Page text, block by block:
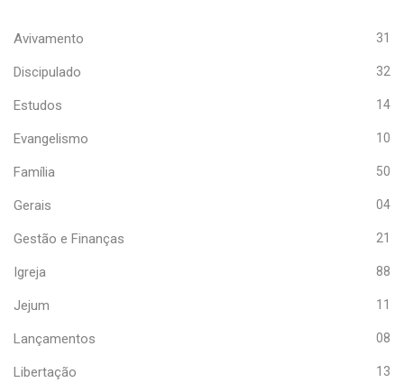
Avivamento 31
Discipulado 32
Estudos 14
Evangelismo 10
Família 50
Gerais 04
Gestão e Finanças 21
Igreja 88
Jejum 11
Lançamentos 08
Libertação 13